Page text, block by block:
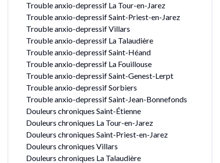
Trouble anxio-depressif La Tour-en-Jarez
Trouble anxio-depressif Saint-Priest-en-Jarez
Trouble anxio-depressif Villars
Trouble anxio-depressif La Talaudière
Trouble anxio-depressif Saint-Héand
Trouble anxio-depressif La Fouillouse
Trouble anxio-depressif Saint-Genest-Lerpt
Trouble anxio-depressif Sorbiers
Trouble anxio-depressif Saint-Jean-Bonnefonds
Douleurs chroniques Saint-Étienne
Douleurs chroniques La Tour-en-Jarez
Douleurs chroniques Saint-Priest-en-Jarez
Douleurs chroniques Villars
Douleurs chroniques La Talaudière